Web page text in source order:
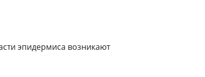
эпидермиса возникают